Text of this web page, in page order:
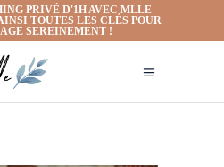
PRIVÉ D'1H AVEC MLLE
TOUTES LES CLÉS POUR
SEREINEMENT !